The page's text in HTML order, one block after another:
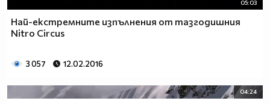
05:03
Най-екстремните изпълнения от тазгодишния
Nitro Circus
3 057 12.02.2016
04:24